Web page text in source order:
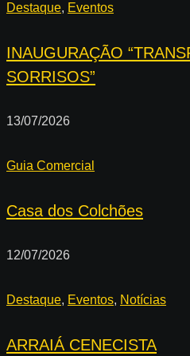
Destaque, Eventos
INAUGURAÇÃO
SORRISOS”
13/07/2026
Guia Comercial
Casa dos Colchões
12/07/2026
Destaque, Eventos, Notícias
ARRAIÁ CENECISTA